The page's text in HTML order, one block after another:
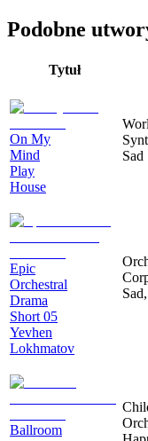
Podobne
Tytuł
On My
Mind
Play
House
Sad
Epic
Orchestral
Drama
Short 05
Yevhen
Lokhmatov
Ballroom